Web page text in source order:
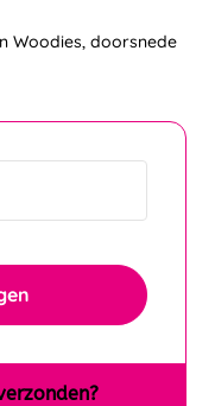
Woodies, doorsnede